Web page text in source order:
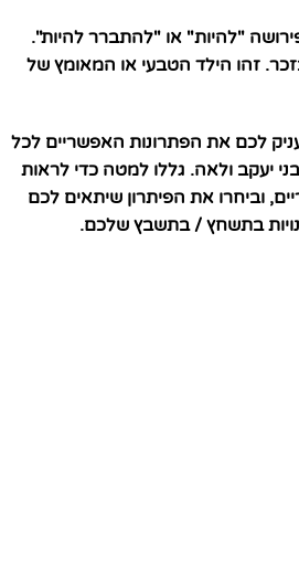
"להיות" או "להתברר להיות".
זהו הילד הטבעי או המאומץ של
לכם את הפתרונות האפשריים לכל
יעקב ולאה. גללו למטה כדי לראות
וביחרו את הפיתרון שיתאים לכם
בתשחץ / בתשבץ שלכם.